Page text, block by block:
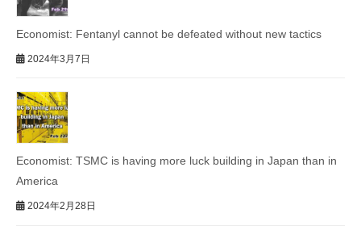
Economist: Fentanyl cannot be defeated without new tactics
2024年3月7日
Economist: TSMC is having more luck building in Japan than in
America
2024年2月28日